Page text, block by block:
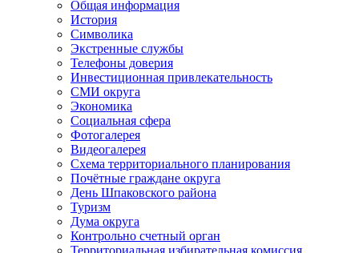
Общая информация
История
Символика
Экстренные службы
Телефоны доверия
Инвестиционная привлекательность
СМИ округа
Экономика
Социальная сфера
Фотогалерея
Видеогалерея
Схема территориального планирования
Почётные граждане округа
День Шпаковского района
Туризм
Дума округа
Контрольно счетный орган
Территориальная избирательная комиссия